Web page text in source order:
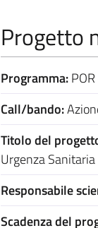
Progetto
Programma:
Call/bando:
Titolo del
Urgenza Sanitaria
Responsabile
Scadenza del